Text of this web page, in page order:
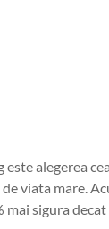
alegerea
viata mare.
sigura